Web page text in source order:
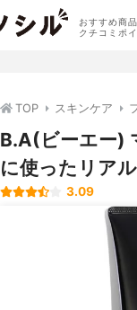
おすすめ商
クチコミポ
TOP スキンケア
B.A(ビーエー)
に使ったリア
3.09